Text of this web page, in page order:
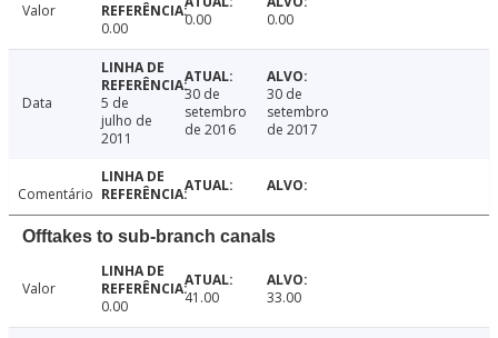
Valor
0.00
0.00 0.00
Data
5 de
julho de
2011
30 de
setembro
de 2016
30 de
setembro
de 2017
Comentário
Offtakes to sub-branch canals
Valor
0.00
41.00 33.00